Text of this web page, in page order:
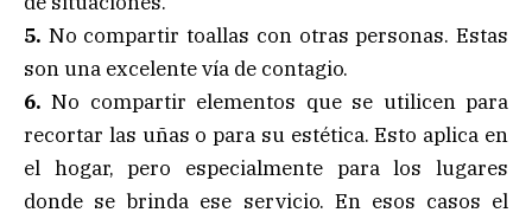
5. No compartir toallas con otras personas. Estas
son una excelente vía de contagio.
6. No compartir elementos que se utilicen para
recortar las uñas o para su estética. Esto aplica en
el hogar, pero especialmente para los lugares
donde se brinda ese servicio. En esos casos el